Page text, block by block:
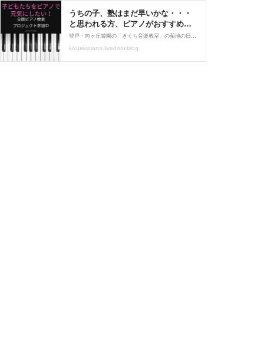
うちの子、塾はまだ早いかな・・・
と思われる方、ピアノがおすすめで
す。その理由は？ : 登戸・向ヶ丘遊
園『きくち音楽教室』 無理な
登戸・向ヶ丘遊園の「きくち音楽教室」の菊地の日記にご訪問いただきましてありがとうございます。 おはようございます。 いかがお過ごしでいらっしゃいますか。 私は今、電車移動中です😊 ピアノdeクボタメソッドのフォロー研修会に向かっております。 コロナ禍
kikuakipiano.livedoor.blog